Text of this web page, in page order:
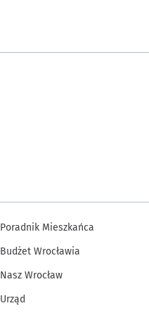
Poradnik Mieszkańca
Budżet Wrocławia
Nasz Wrocław
Urząd